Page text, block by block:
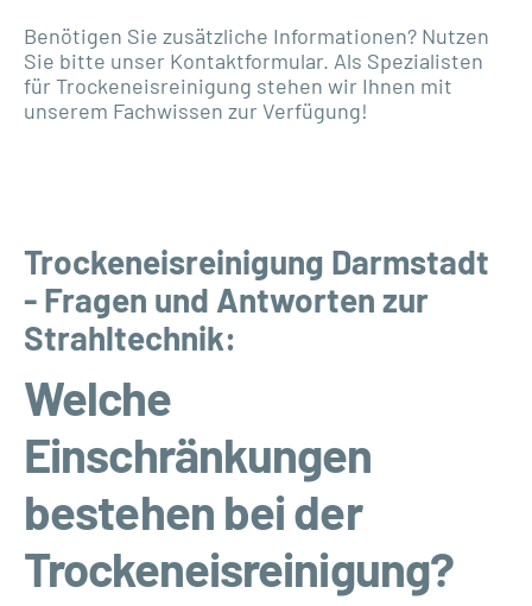
Benötigen Sie zusätzliche Informationen? Nutzen
Sie bitte unser Kontaktformular. Als Spezialisten
für Trockeneisreinigung stehen wir Ihnen mit
unserem Fachwissen zur Verfügung!
Trockeneisreinigung Darmstadt
- Fragen und Antworten zur
Strahltechnik:
Welche
Einschränkungen
bestehen bei der
Trockeneisreinigung?